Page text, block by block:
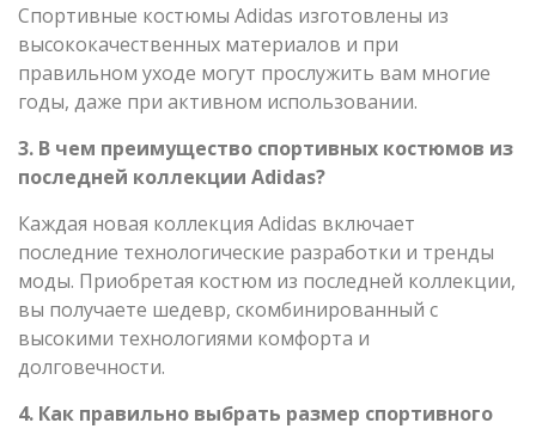
Спортивные костюмы Adidas изготовлены из
высококачественных материалов и при
правильном уходе могут прослужить вам многие
годы, даже при активном использовании.
3. В чем преимущество спортивных костюмов из
последней коллекции Adidas?
Каждая новая коллекция Adidas включает
последние технологические разработки и тренды
моды. Приобретая костюм из последней коллекции,
вы получаете шедевр, скомбинированный с
высокими технологиями комфорта и
долговечности.
4. Как правильно выбрать размер спортивного